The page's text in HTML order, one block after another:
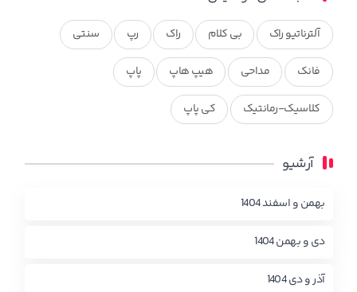
آلترناتیو راک بی کلام راک رپ سنتی
فانک مداحی هیپ هاپ پاپ
کلاسیک-رمانتیک کی پاپ
آرشیو
بهمن و اسفند 1404
دی و بهمن 1404
آذر و دی 1404